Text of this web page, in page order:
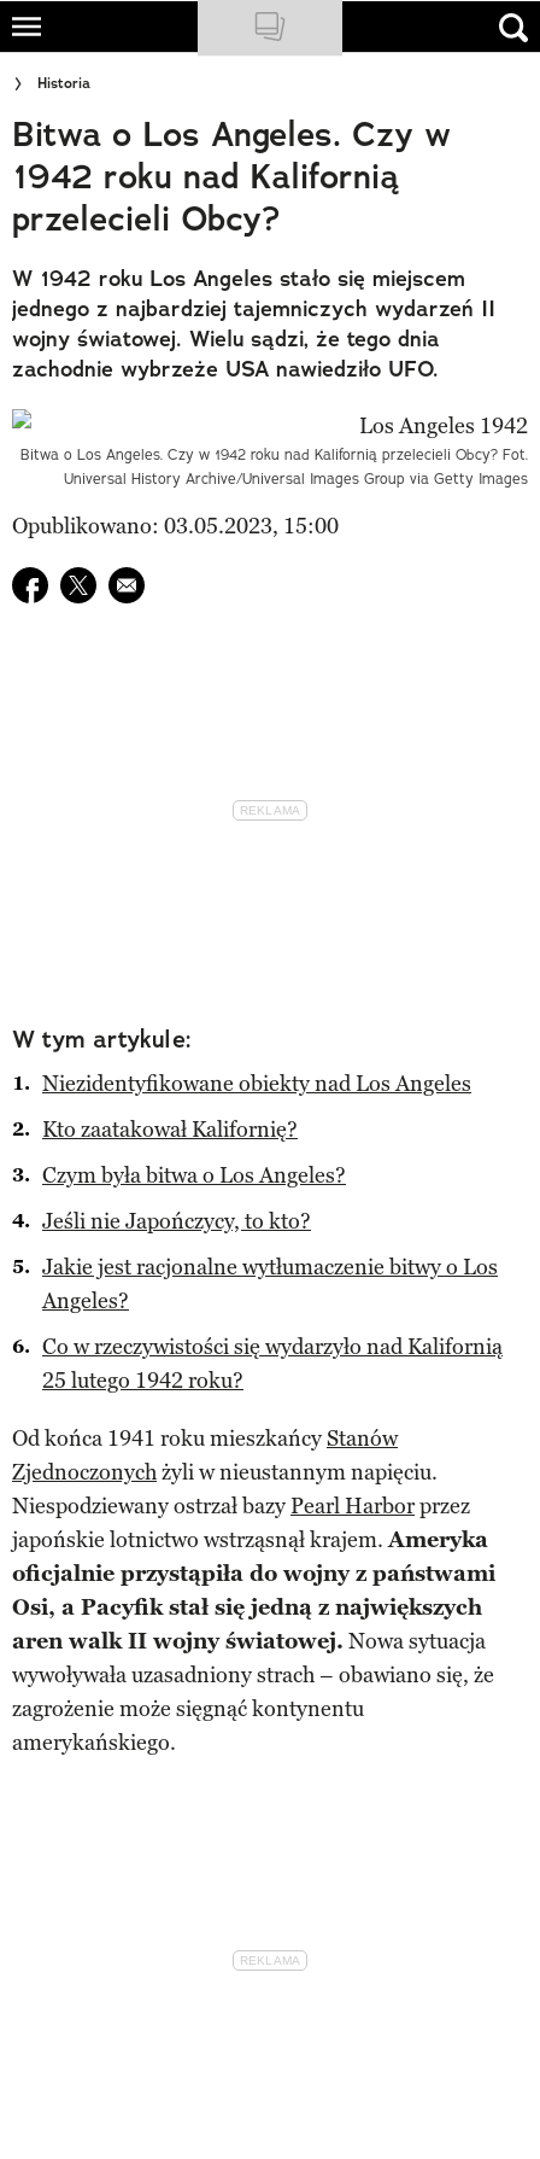
Skip
main
content
NATIONAL GEOGRAPHIC
TRAVELER
PODCASTY
Newsletter
Cuda Polski
Trendbook Podróżniczy
Historia
Bitwa o Los Angeles. Czy w
1942 roku nad Kalifornią
przelecieli Obcy?
W 1942 roku Los Angeles stało się miejscem
jednego z najbardziej tajemniczych wydarzeń II
wojny światowej. Wielu sądzi, że tego dnia
zachodnie wybrzeże USA nawiedziło UFO.
Bitwa o Los Angeles. Czy w 1942 roku nad Kalifornią przelecieli Obcy? Fot.
Universal History Archive/Universal Images Group via Getty Images
Opublikowano: 03.05.2023, 15:00
Udostępnij na facebook
Udostępnij na twitter
E-mail do przyjaciela
W tym artykule:
Niezidentyfikowane obiekty nad Los Angeles
Kto zaatakował Kalifornię?
Czym była bitwa o Los Angeles?
Jeśli nie Japończycy, to kto?
Jakie jest racjonalne wytłumaczenie bitwy o Los
Angeles?
Co w rzeczywistości się wydarzyło nad Kalifornią
25 lutego 1942 roku?
Od końca 1941 roku mieszkańcyStanów
Zjednoczonychżyli w nieustannym napięciu.
Niespodziewany ostrzał bazyPearl Harborprzez
japońskie lotnictwo wstrząsnął krajem.Ameryka
oficjalnie przystąpiła do wojny z państwami
Osi, a Pacyfik stał się jedną z największych
aren walk II wojny światowej. Nowa sytuacja
wywoływała uzasadniony strach – obawiano się, że
zagrożenie może sięgnąć kontynentu
amerykańskiego.